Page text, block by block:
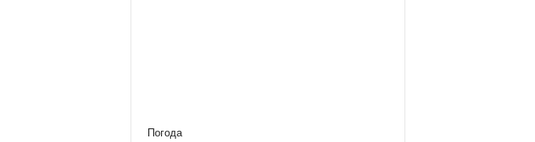
Погода